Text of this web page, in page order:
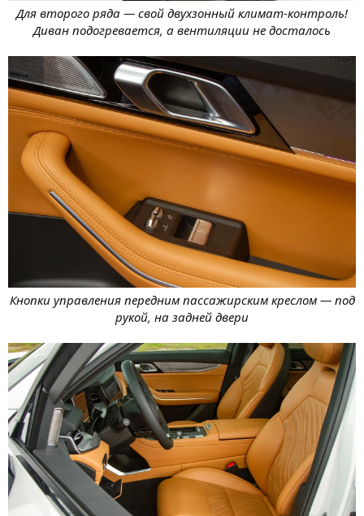
Для второго ряда — свой двухзонный климат-контроль!
Диван подогревается, а вентиляции не досталось
Кнопки управления передним пассажирским креслом — под
рукой, на задней двери